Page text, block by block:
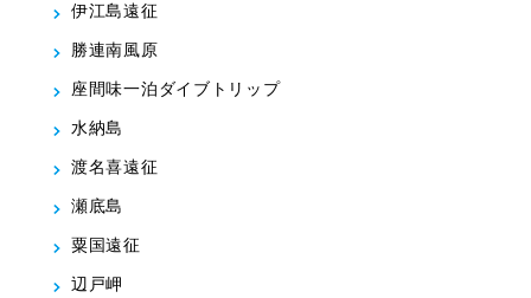
伊江島遠征
勝連南風原
座間味一泊ダイブトリップ
水納島
渡名喜遠征
瀬底島
粟国遠征
辺戸岬